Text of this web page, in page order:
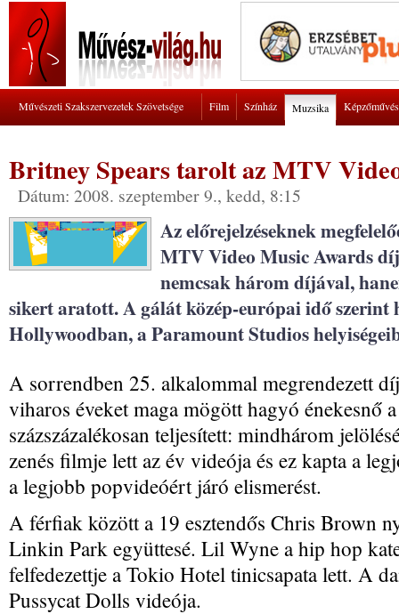
Művészeti Szakszervezetek Szövetsége Film Színház Muzsika
Britney Spears tarolt az MTV
Dátum: 2008. szeptember 9., kedd, 8:15
Az előrejelzéseknek
MTV Video Music Awards
nemcsak három díjával,
sikert aratott. A gálát közép-európai idő
Hollywoodban, a Paramount Studios
A sorrendben 25. alkalommal megrendezett
viharos éveket maga mögött hagyó énekesnő
százszázalékosan teljesített: mindhárom
zenés filmje lett az év videója és ez kapta a
a legjobb popvideóért járó elismerést.
A férfiak között a 19 esztendős Chris Brown
Linkin Park együttesé. Lil Wyne a hip hop
felfedezettje a Tokio Hotel tinicsapata lett. A
Pussycat Dolls videója.